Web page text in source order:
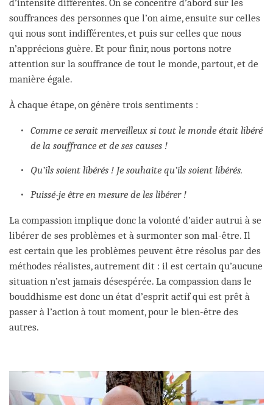
d’intensité différentes. On se concentre d’abord sur les
souffrances des personnes que l’on aime, ensuite sur celles
qui nous sont indifférentes, et puis sur celles que nous
n’apprécions guère. Et pour finir, nous portons notre
attention sur la souffrance de tout le monde, partout, et de
manière égale.
À chaque étape, on génère trois sentiments :
Comme ce serait merveilleux si tout le monde était libéré
de la souffrance et de ses causes !
Qu’ils soient libérés ! Je souhaite qu’ils soient libérés.
Puissé-je être en mesure de les libérer !
La compassion implique donc la volonté d’aider autrui à se
libérer de ses problèmes et à surmonter son mal-être. Il
est certain que les problèmes peuvent être résolus par des
méthodes réalistes, autrement dit : il est certain qu’aucune
situation n’est jamais désespérée. La compassion dans le
bouddhisme est donc un état d’esprit actif qui est prêt à
passer à l’action à tout moment, pour le bien-être des
autres.